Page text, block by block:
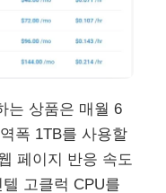
는 상품은 매월 6
폭 1TB를 사용할
페이지 반응 속도
고클럭 CPU를